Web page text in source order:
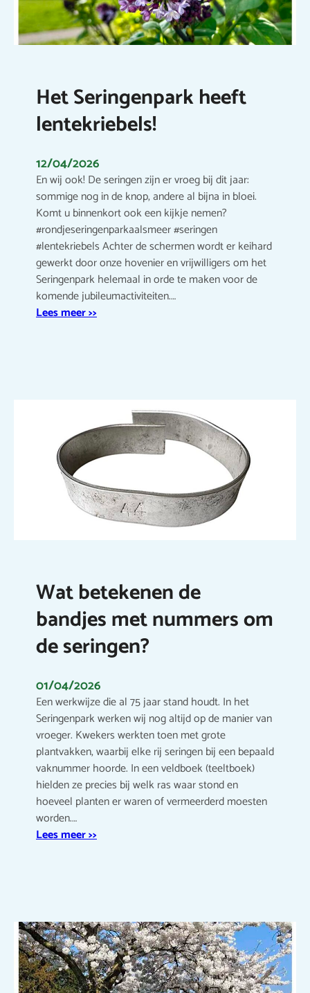
Het Seringenpark heeft
lentekriebels!
12/04/2026
En wij ook! De seringen zijn er vroeg bij dit jaar:
sommige nog in de knop, andere al bijna in bloei.
Komt u binnenkort ook een kijkje nemen?
#rondjeseringenparkaalsmeer #seringen
#lentekriebels Achter de schermen wordt er keihard
gewerkt door onze hovenier en vrijwilligers om het
Seringenpark helemaal in orde te maken voor de
komende jubileumactiviteiten.…
Lees meer >>
Wat betekenen de
bandjes met nummers om
de seringen?
01/04/2026
Een werkwijze die al 75 jaar stand houdt. In het
Seringenpark werken wij nog altijd op de manier van
vroeger. Kwekers werkten toen met grote
plantvakken, waarbij elke rij seringen bij een bepaald
vaknummer hoorde. In een veldboek (teeltboek)
hielden ze precies bij welk ras waar stond en
hoeveel planten er waren of vermeerderd moesten
worden.…
Lees meer >>